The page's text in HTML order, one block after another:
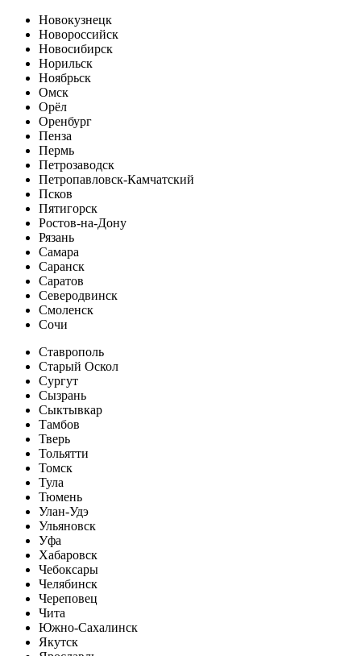
Новокузнецк
Новороссийск
Новосибирск
Норильск
Ноябрьск
Омск
Орёл
Оренбург
Пенза
Пермь
Петрозаводск
Петропавловск-Камчатский
Псков
Пятигорск
Ростов-на-Дону
Рязань
Самара
Саранск
Саратов
Северодвинск
Смоленск
Сочи
Ставрополь
Старый Оскол
Сургут
Сызрань
Сыктывкар
Тамбов
Тверь
Тольятти
Томск
Тула
Тюмень
Улан-Удэ
Ульяновск
Уфа
Хабаровск
Чебоксары
Челябинск
Череповец
Чита
Южно-Сахалинск
Якутск